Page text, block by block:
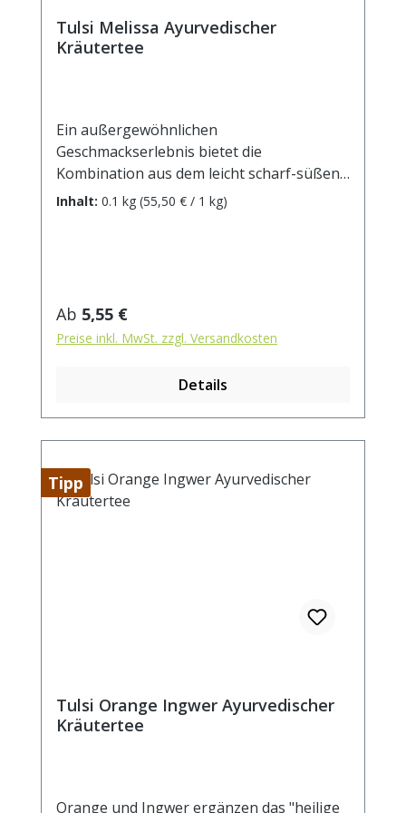
Tulsi Melissa Ayurvedischer
Kräutertee
Ein außergewöhnlichen
Geschmackserlebnis bietet die
Kombination aus dem leicht scharf-süßen
Tulsikraut und der intensiv zitronigen
Tee mit 1 l. kochendem Wasser aufgiessen.
Ziehzeit: max.10 min.
Inhalt: 0.1 kg (55,50 € / 1 kg)
Regulärer Preis:
Ab 5,55 €
Preise inkl. MwSt. zzgl. Versandkosten
Details
Tipp
Tulsi Orange Ingwer Ayurvedischer
Kräutertee
Orange und Ingwer ergänzen das "heilige